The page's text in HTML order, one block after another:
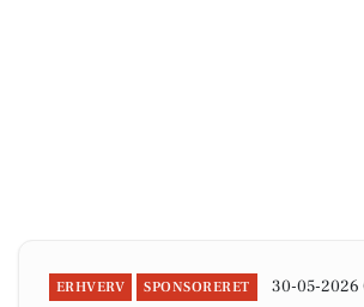
ERHVERV SPONSORERET 30-05-2026